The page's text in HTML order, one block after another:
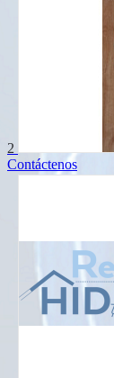
2
Contáctenos